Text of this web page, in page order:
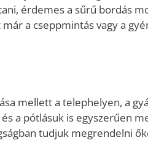
érdemes a sűrű bordás
a cseppmintás vagy a
mellett a telephelyen, a
a pótlásuk is egyszerűen
tudjuk megrendelni